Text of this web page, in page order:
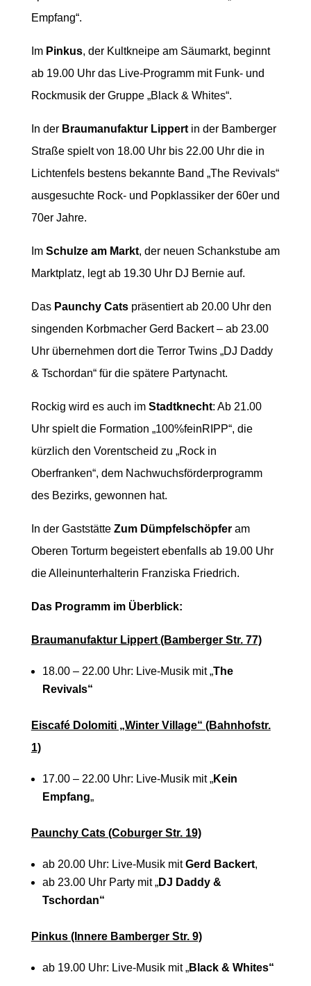
Empfang“.
Im Pinkus, der Kultkneipe am Säumarkt, beginnt
ab 19.00 Uhr das Live-Programm mit Funk- und
Rockmusik der Gruppe „Black & Whites“.
In der Braumanufaktur Lippertin der Bamberger
Straße spielt von 18.00 Uhr bis 22.00 Uhr die in
Lichtenfels bestens bekannte Band „The Revivals“
ausgesuchte Rock- und Popklassiker der 60er und
70er Jahre.
Im Schulze am Markt, der neuen Schankstube am
Marktplatz, legt ab 19.30 Uhr DJ Bernie auf.
Das Paunchy Catspräsentiert ab 20.00 Uhr den
singenden Korbmacher Gerd Backert – ab 23.00
Uhr übernehmen dort die Terror Twins „DJ Daddy
& Tschordan“ für die spätere Partynacht.
Rockig wird es auch im Stadtknecht: Ab 21.00
Uhr spielt die Formation „100%feinRIPP“, die
kürzlich den Vorentscheid zu „Rock in
Oberfranken“, dem Nachwuchsförderprogramm
des Bezirks, gewonnen hat.
In der Gaststätte Zum Dümpfelschöpfer am
Oberen Torturm begeistert ebenfalls ab 19.00 Uhr
die Alleinunterhalterin Franziska Friedrich.
Das Programm im Überblick:
Braumanufaktur Lippert (Bamberger Str. 77)
18.00 – 22.00 Uhr: Live-Musik mit „The
Revivals“
Eiscafé Dolomiti „Winter Village“ (Bahnhofstr.
1)
17.00 – 22.00 Uhr: Live-Musik mit „Kein
Empfang„
Paunchy Cats (Coburger Str. 19)
ab 20.00 Uhr: Live-Musik mitGerd Backert,
ab 23.00 Uhr Party mit „DJ Daddy &
Tschordan“
Pinkus (Innere Bamberger Str. 9)
ab 19.00 Uhr: Live-Musik mit „Black & Whites“